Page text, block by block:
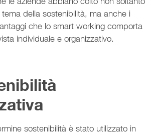
tema della sostenibilità, ma anche i
che lo smart working comporta
individuale e organizzativo.
sostenibilità è stato utilizzato in